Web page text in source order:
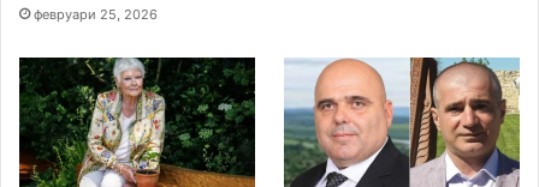
февруари 25, 2026